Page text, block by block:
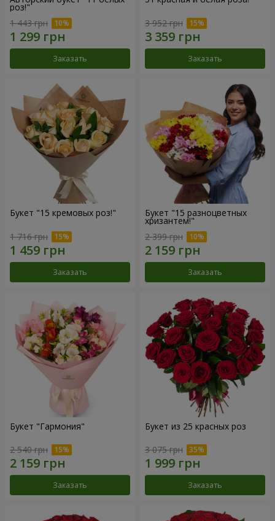
роз!"
1 443 грн
Заказать
3 952 грн
Заказать
Букет "15 кремовых роз!"
1 716 грн
Заказать
Букет "15 разноцветных
хризантем!"
2 399 грн
Заказать
Букет "Гармония"
2 540 грн
Заказать
Букет из 25 красных роз
3 075 грн
Заказать